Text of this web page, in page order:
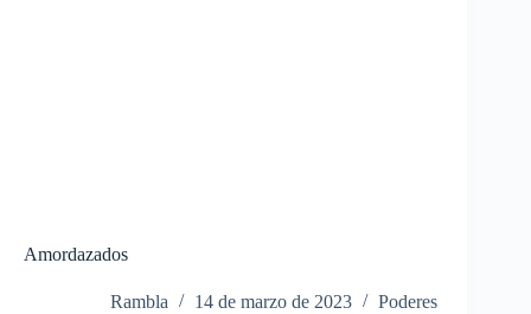
Amordazados
Rambla 14 de marzo de 2023 Poderes